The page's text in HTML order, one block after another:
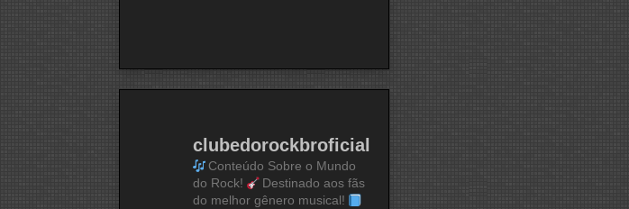
clubedorockbroficial
Conteúdo Sobre o Mundo
do Rock!
Destinado aos fãs
do melhor gênero musical!